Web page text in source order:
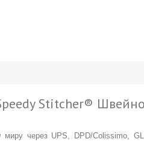
Stitcher®
через UPS, DPD/Colissimo,